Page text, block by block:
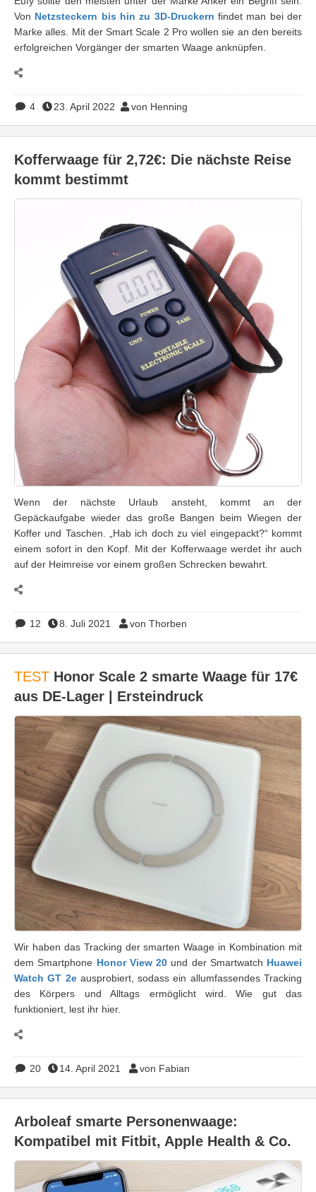
Von Netzsteckern bis hin zu 3D-Druckern findet man bei der
Marke alles. Mit der Smart Scale 2 Pro wollen sie an den bereits
erfolgreichen Vorgänger der smarten Waage anknüpfen.
4 23. April 2022 von Henning
Kofferwaage für 2,72€: Die nächste Reise
kommt bestimmt
Wenn der nächste Urlaub ansteht, kommt an der
Gepäckaufgabe wieder das große Bangen beim Wiegen der
Koffer und Taschen. „Hab ich doch zu viel eingepackt?“ kommt
einem sofort in den Kopf. Mit der Kofferwaage werdet ihr auch
auf der Heimreise vor einem großen Schrecken bewahrt.
12 8. Juli 2021 von Thorben
TEST Honor Scale 2 smarte Waage für 17€
aus DE-Lager | Ersteindruck
Wir haben das Tracking der smarten Waage in Kombination mit
dem Smartphone Honor View 20 und der Smartwatch Huawei
Watch GT 2eausprobiert, sodass ein allumfassendes Tracking
des Körpers und Alltags ermöglicht wird. Wie gut das
funktioniert, lest ihr hier.
20 14. April 2021 von Fabian
Arboleaf smarte Personenwaage:
Kompatibel mit Fitbit, Apple Health & Co.